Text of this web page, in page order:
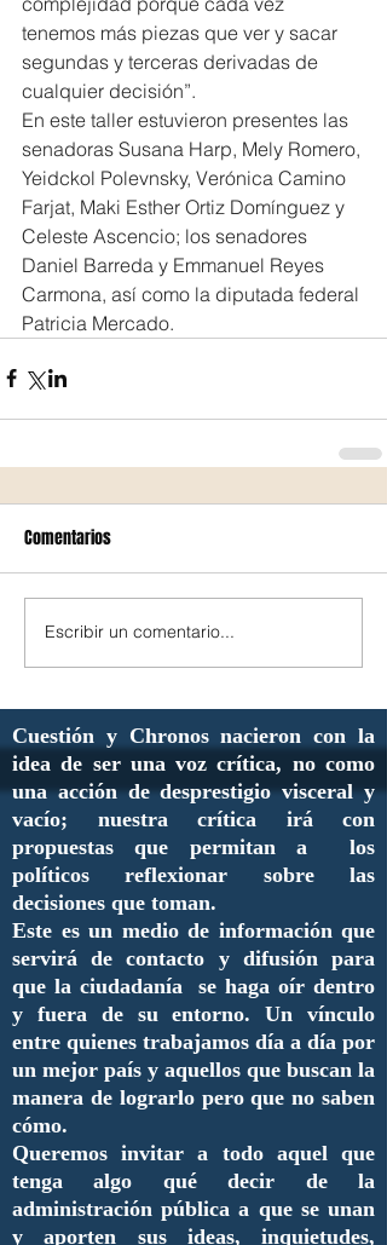
tenemos más piezas que ver y sacar
segundas y terceras derivadas de
cualquier decisión”.
En este taller estuvieron presentes las
senadoras Susana Harp, Mely Romero,
Yeidckol Polevnsky, Verónica Camino
Farjat, Maki Esther Ortiz Domínguez y
Celeste Ascencio; los senadores
Daniel Barreda y Emmanuel Reyes
Carmona, así como la diputada federal
Patricia Mercado.
Comentarios
Escribir un comentario...
Cuestión y Chronos nacieron con la
idea de ser una voz crítica, no como
una acción de desprestigio visceral y
vacío; nuestra crítica irá con
propuestas que permitan a los
políticos reflexionar sobre las
decisiones que toman.
Este es un medio de información que
servirá de contacto y difusión para
que la ciudadanía se haga oír dentro
y fuera de su entorno. Un vínculo
entre quienes trabajamos día a día por
un mejor país y aquellos que buscan la
manera de lograrlo pero que no saben
cómo.
Queremos invitar a todo aquel que
tenga algo qué decir de la
administración pública a que se unan
y aporten sus ideas, inquietudes,